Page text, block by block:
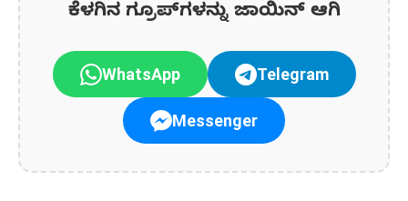
ಕೆಳಗಿನ ಗ್ರೂಪ್‌ಗಳನ್ನು ಜಾಯಿನ್ ಆಗಿ
WhatsApp Telegram
Messenger